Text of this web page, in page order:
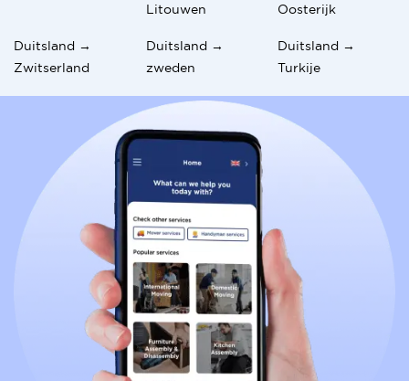
Litouwen
Oosterijk
Duitsland →
Zwitserland
Duitsland →
zweden
Duitsland →
Turkije